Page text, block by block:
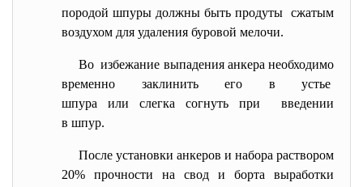
породой шпуры должны быть продуты сжатым
воздухом для удаления буровой мелочи.
Во избежание выпадения анкера необходимо
временно заклинить его в устье
шпура или слегка согнуть при введении
в шпур.
После установки анкеров и набора раствором
20% прочности на свод и борта выработки